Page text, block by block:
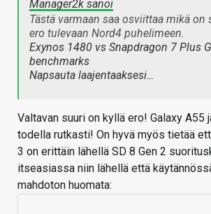
Manager2k sanoi
Tästä varmaan saa osviittaa mikä on
ero tulevaan Nord4 puhelimeen.
Exynos 1480 vs Snapdragon 7 Plus
benchmarks
Napsauta laajentaaksesi…
Valtavan suuri on kyllä ero! Galaxy A55
todella rutkasti! On hyvä myös tietää
3 on erittäin lähellä SD 8 Gen 2
itseasiassa niin lähellä että
mahdoton huomata: